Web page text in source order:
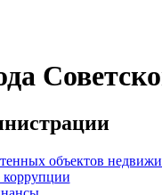
объектов
коррупции